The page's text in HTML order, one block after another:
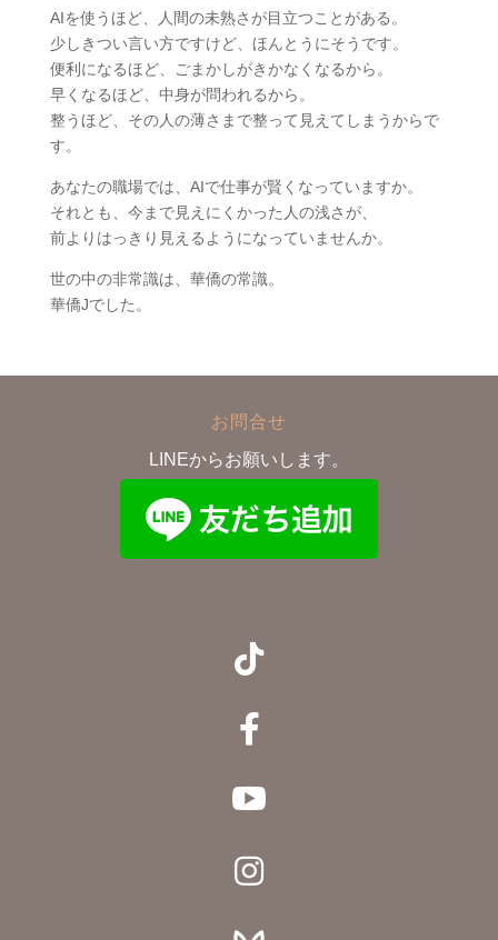
AIを使うほど、人間の未熟さが目立つことがある。
少しきつい言い方ですけど、ほんとうにそうです。
便利になるほど、ごまかしがきかなくなるから。
早くなるほど、中身が問われるから。
整うほど、その人の薄さまで整って見えてしまうからで
す。
あなたの職場では、AIで仕事が賢くなっていますか。
それとも、今まで見えにくかった人の浅さが、
前よりはっきり見えるようになっていませんか。
世の中の非常識は、華僑の常識。
華僑Jでした。
お問合せ
LINEからお願いします。



